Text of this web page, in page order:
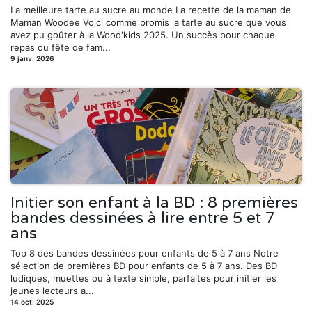
La meilleure tarte au sucre au monde La recette de la maman de
Maman Woodee Voici comme promis la tarte au sucre que vous
avez pu goûter à la Wood'kids 2025. Un succès pour chaque
repas ou fête de fam...
9 janv. 2026
Initier son enfant à la BD : 8 premières
bandes dessinées à lire entre 5 et 7
ans
Top 8 des bandes dessinées pour enfants de 5 à 7 ans Notre
sélection de premières BD pour enfants de 5 à 7 ans. Des BD
ludiques, muettes ou à texte simple, parfaites pour initier les
jeunes lecteurs a...
14 oct. 2025